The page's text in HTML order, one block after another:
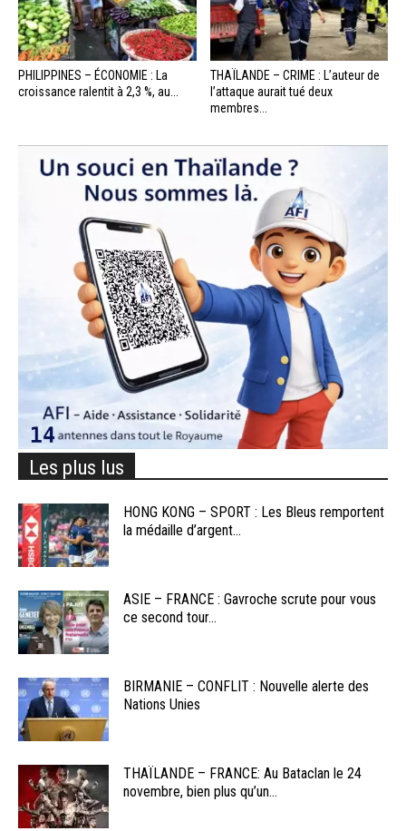
PHILIPPINES – ÉCONOMIE : La
croissance ralentit à 2,3 %, au...
THAÏLANDE – CRIME : L’auteur de
l’attaque aurait tué deux
membres...
Les plus lus
HONG KONG – SPORT : Les Bleus remportent
la médaille d’argent...
ASIE – FRANCE : Gavroche scrute pour vous
ce second tour...
BIRMANIE – CONFLIT : Nouvelle alerte des
Nations Unies
THAÏLANDE – FRANCE: Au Bataclan le 24
novembre, bien plus qu’un...